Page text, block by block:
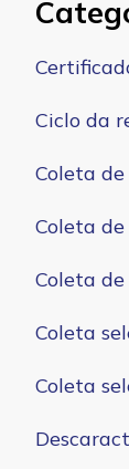
Ciclo da
Coleta
Coleta
Coleta
Coleta
Coleta